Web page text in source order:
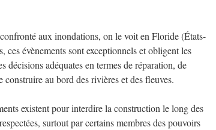
aux inondations, on le voit en Floride (États-
ces évènements sont exceptionnels et obligent les
décisions adéquates en termes de réparation, de
au bord des rivières et des fleuves.
existent pour interdire la construction le long des
surtout par certains membres des pouvoirs